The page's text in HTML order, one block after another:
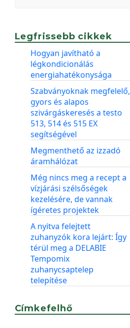
Legfrissebb cikkek
Hogyan javítható a
légkondicionálás
energiahatékonysága
Szabványoknak megfelelő,
gyors és alapos
szivárgáskeresés a testo
513, 514 és 515 EX
segítségével
Megmenthető az izzadó
áramhálózat
Még nincs meg a recept a
vízjárási szélsőségek
kezelésére, de vannak
ígéretes projektek
A nyitva felejtett
zuhanyzók kora lejárt: Így
térül meg a DELABIE
Tempomix
zuhanycsaptelep
telepítése
Címkefelhő